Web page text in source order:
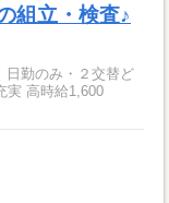
組立・検査♪
日勤のみ・２交替ど
実 高時給1,600